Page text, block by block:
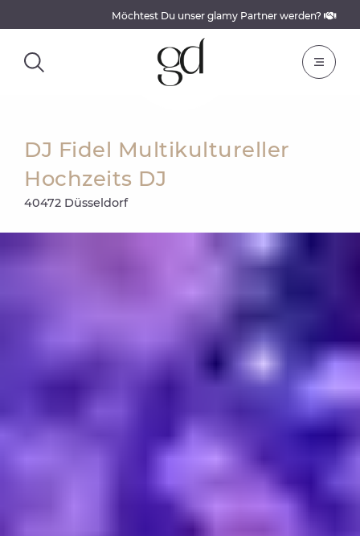
Möchtest Du unser glamy Partner werden?
DJ Fidel Multikultureller
Hochzeits DJ
40472 Düsseldorf